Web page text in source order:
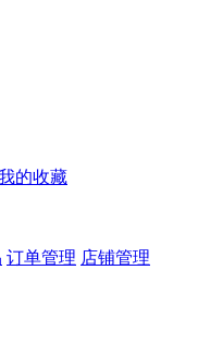
的收藏
订单管理 店铺管理